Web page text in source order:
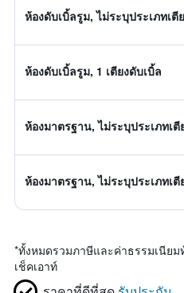
ห้องดับเบิ้ลรูม, ไม่ระบุประเภทเตี
ห้องดับเบิ้ลรูม, 1 เตียงดับเบิ้ล
ห้องมาตรฐาน, ไม่ระบุประเภทเตี
ห้องมาตรฐาน, ไม่ระบุประเภทเตี
*ทั้งหมดรวมภาษีและค่าธรรมเนีย
เช็คเอาท์